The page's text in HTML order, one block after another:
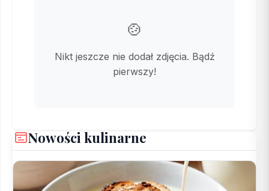
🍲
Nikt jeszcze nie dodał zdjęcia. Bądź
pierwszy!
Nowości kulinarne